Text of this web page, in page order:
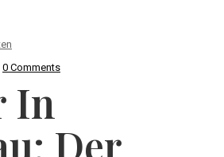
0 Comments
In
Der